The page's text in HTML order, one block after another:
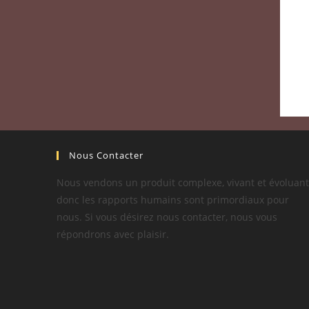
Nous Contacter
Nous vendons un produit complexe, vivant et
donc les rapports humains sont primordiaux pour
nous. Si vous désirez nous contacter, nous vous
répondrons avec plaisir.